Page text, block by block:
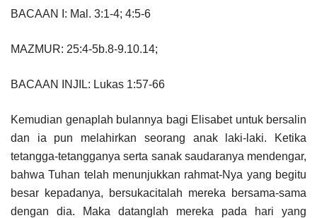
BACAAN I: Mal. 3:1-4; 4:5-6
MAZMUR: 25:4-5b.8-9.10.14;
BACAAN INJIL: Lukas 1:57-66
Kemudian genaplah bulannya bagi Elisabet untuk bersalin
dan ia pun melahirkan seorang anak laki-laki. Ketika
tetangga-tetangganya serta sanak saudaranya mendengar,
bahwa Tuhan telah menunjukkan rahmat-Nya yang begitu
besar kepadanya, bersukacitalah mereka bersama-sama
dengan dia. Maka datanglah mereka pada hari yang